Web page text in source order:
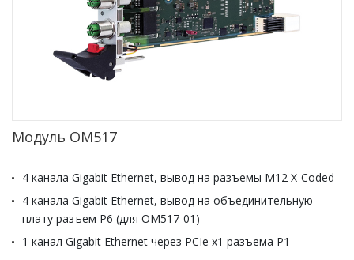
Модуль OM517
4 канала Gigabit Ethernet, вывод на разъемы M12 X-Coded
4 канала Gigabit Ethernet, вывод на объединительную
плату разъем Р6 (для ОМ517-01)
1 канал Gigabit Ethernet через PCIe x1 разъема Р1